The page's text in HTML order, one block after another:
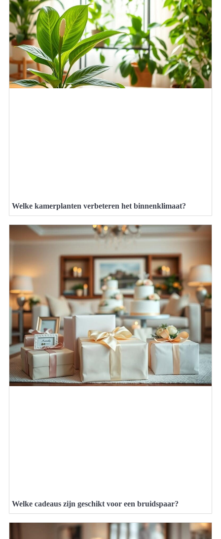
Welke kamerplanten verbeteren het binnenklimaat?
Welke cadeaus zijn geschikt voor een bruidspaar?